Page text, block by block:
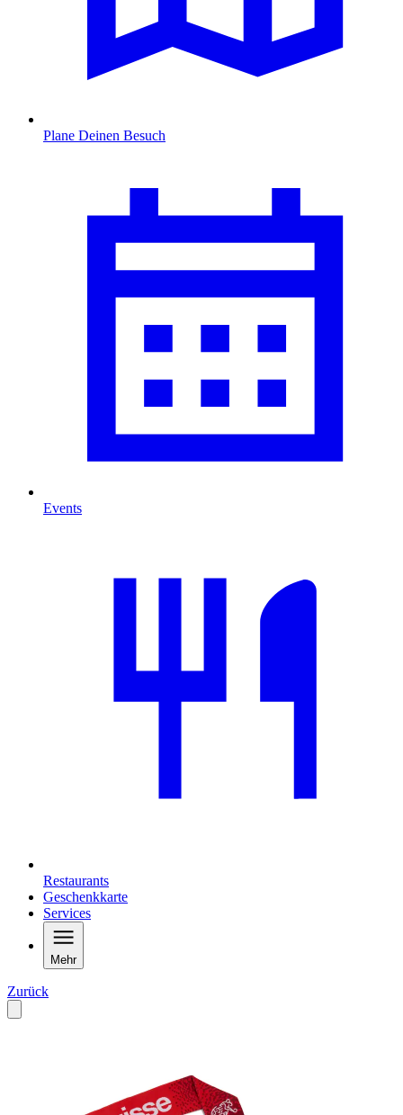
Plane Deinen Besuch
Events
Restaurants
Geschenkkarte
Services
Mehr
Zurück